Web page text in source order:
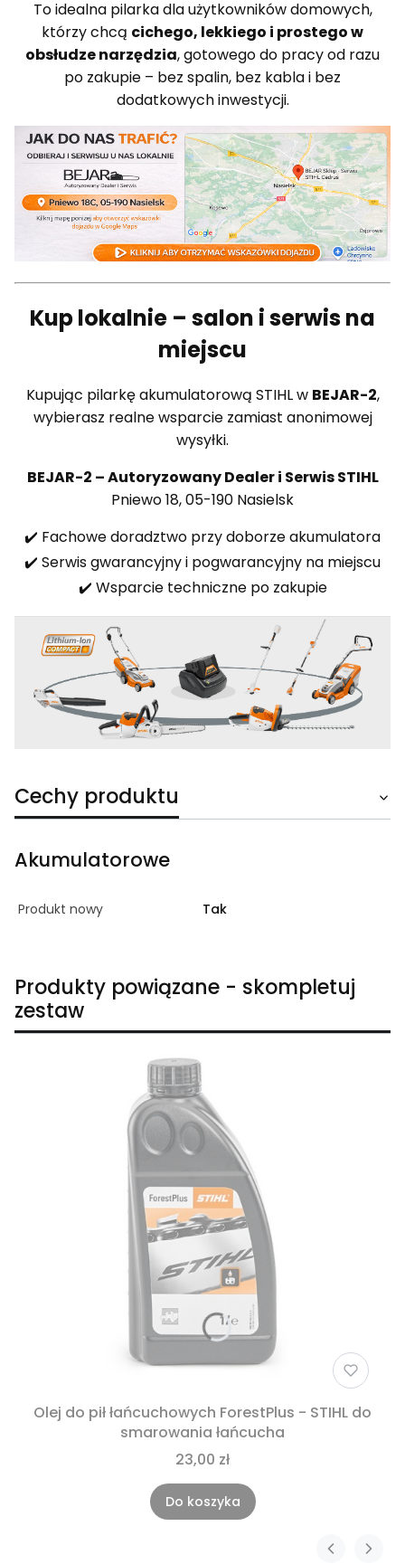
To idealna pilarka dla użytkowników domowych,
którzy chcą cichego, lekkiego i prostego w
obsłudze narzędzia, gotowego do pracy od razu
po zakupie – bez spalin, bez kabla i bez
dodatkowych inwestycji.
Kup lokalnie – salon i serwis na
miejscu
Kupując pilarkę akumulatorową STIHL w BEJAR-2,
wybierasz realne wsparcie zamiast anonimowej
wysyłki.
BEJAR-2 – Autoryzowany Dealer i Serwis STIHL
Pniewo 18, 05-190 Nasielsk
✔️ Fachowe doradztwo przy doborze akumulatora
✔️ Serwis gwarancyjny i pogwarancyjny na miejscu
✔️ Wsparcie techniczne po zakupie
Cechy produktu
Akumulatorowe
Produkt nowy Tak
Produkty powiązane - skompletuj
zestaw
Olej do pił łańcuchowych ForestPlus - STIHL do
smarowania łańcucha
23,00 zł
Do koszyka